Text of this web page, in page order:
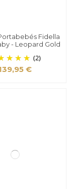
Fidella
- Leopard Gold
(2)
€